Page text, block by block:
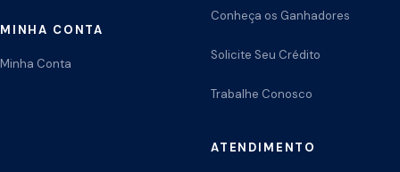
MINHA CONTA
Minha Conta
Conheça os Ganhadores
Solicite Seu Crédito
Trabalhe Conosco
ATENDIMENTO